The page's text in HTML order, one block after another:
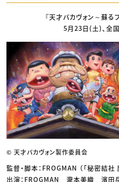
『天才バカヴォン～蘇る
5月23日(土)、全
© 天才バカヴォン製作委員会
監督・脚本：FROGMAN （「秘密結社
出演：FROGMAN 瀧本美織 濱田